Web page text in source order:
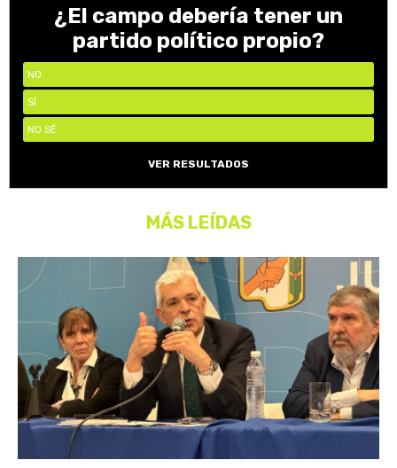
¿El campo debería tener un
partido político propio?
NO
SÍ
NO SÉ
VER RESULTADOS
MÁS LEÍDAS